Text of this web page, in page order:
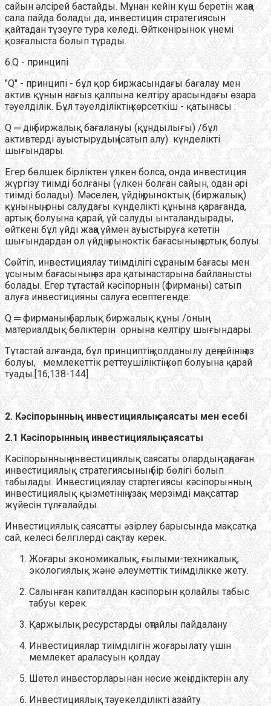
сайын әлсірей бастайды. Мұнан кейін күш беретін жаңа
сала пайда болады да, инвестиция стратегиясын
қайтадан түзеуге тура келеді. Өйткенірынок үнемі
қозғалыста болып түрады.
6.Q - принципі
"Q" - принципі - бұл қор биржасындағы бағалау мен
актив құнын нағыз қалпына келтіру арасындағы өзара
тәуелділік. Бұл тәуелділіктің көрсеткіш - қатынасы :
Q ═ дің биржалық бағалануы (құндылығы) /бұл
активтерді ауыстырудың (сатып алу) күнделікті
шығындары.
Егер бөлшек бірліктен үлкен болса, онда инвестиция
жүргізу тиімді болғаны (үлкен болған сайын, одан әрі
тиімді болады). Мәселен, үйдің рыноктық (биржалық)
құнының, оны салудағы күнделікті құнына қарағанда,
артық болуына қарай, үй салуды ынталандырады,
өйткені бұл үйді жаңа үймен ауыстыруға кететін
шығындардан ол үйдің рыноктік бағасының артық болуы.
Сөйтіп, инвестициялау тиімділігі сұраным бағасы мен
ұсыным бағасының өз ара қатынастарына байланысты
болады. Егер тұтастай кәсіпорнын (фирманы) сатып
алуға инвестицияны салуға есептегенде:
Q ═ фирманың барлық биржалық құны /оның
материалдық бөліктерін орнына келтіру шығындары.
Тұтастай алғанда, бұл принциптің қолданылу деңгейінің аз
болуы, мемлекеттік реттеушіліктің көп болуына қарай
туады.[16;138-144]
2. Кәсіпорынның инвестициялық саясаты мен есебі
2.1 Кәсіпорынның инвестициялық саясаты
Кәсіпорынның инвестициялық саясаты олардың таңдаған
инвестициялық стратегиясының бір бөлігі болып
табылады. Инвестициялау стартегиясы кәсіпорынның
инвестициялық қызметінің ұзақ мерзімді мақсаттар
жүйесін тұлғалайды.
Инвестициялық саясатты әзірлеу барысында мақсатқа
сай, келесі белгілерді сақтау керек.
Жоғары экономикалық, ғылыми-техникалық,
экологиялық және әлеуметтік тиімділікке жету.
Салынған капиталдан кәсіпорын қолайлы табыс
табуы керек.
Қаржылық ресурстарды оңтайлы пайдалану
Инвестициялар тиімділігін жоғарылату үшін
мемлекет араласуын қолдау
Шетел инвесторларынан несие жеңілдіктерін алу
Инвестициялық тәуекелділікті азайту